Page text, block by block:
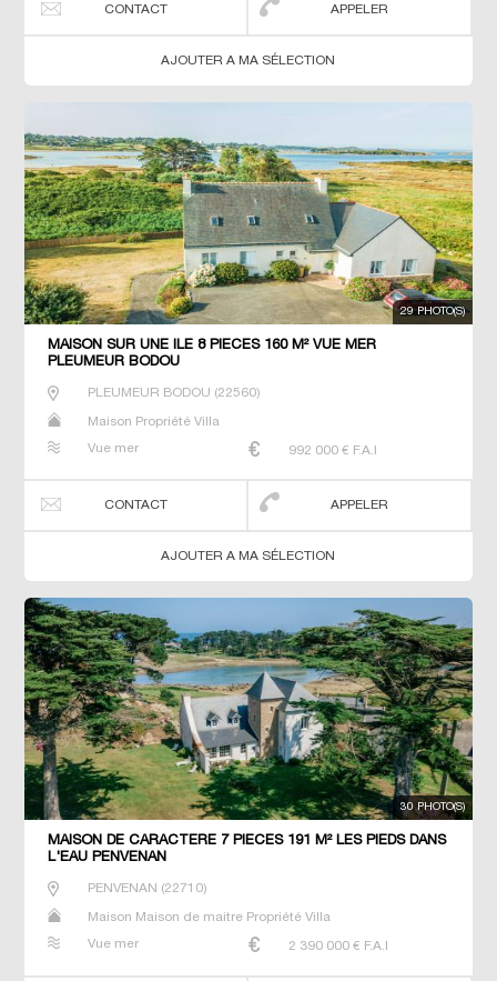
CONTACT APPELER
AJOUTER A MA SÉLECTION
29 PHOTO(S)
MAISON SUR UNE ILE 8 PIECES 160 M² VUE MER
PLEUMEUR BODOU
PLEUMEUR BODOU (22560)
Maison Propriété Villa
Vue mer 992 000 € F.A.I
CONTACT APPELER
AJOUTER A MA SÉLECTION
30 PHOTO(S)
MAISON DE CARACTERE 7 PIECES 191 M² LES PIEDS DANS
L'EAU PENVENAN
PENVENAN (22710)
Maison Maison de maitre Propriété Villa
Vue mer 2 390 000 € F.A.I